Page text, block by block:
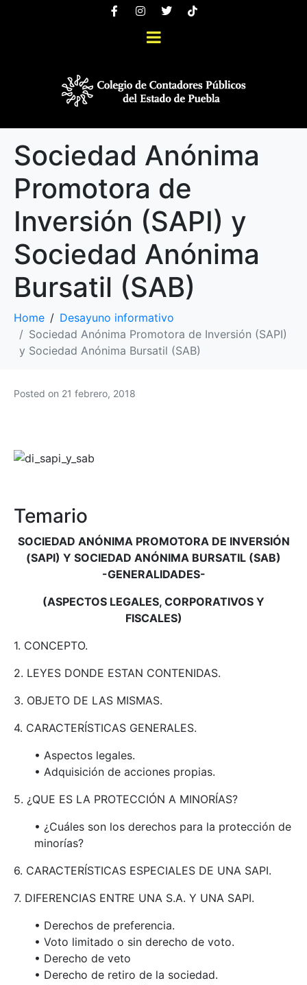
Sociedad Anónima
Promotora de
Inversión (SAPI) y
Sociedad Anónima
Bursatil (SAB)
Home
Desayuno informativo
Sociedad Anónima Promotora de Inversión (SAPI)
y Sociedad Anónima Bursatil (SAB)
Posted on 21 febrero, 2018
Temario
SOCIEDAD ANÓNIMA PROMOTORA DE INVERSIÓN
(SAPI) Y SOCIEDAD ANÓNIMA BURSATIL (SAB)
-GENERALIDADES-
(ASPECTOS LEGALES, CORPORATIVOS Y
FISCALES)
1. CONCEPTO.
2. LEYES DONDE ESTAN CONTENIDAS.
3. OBJETO DE LAS MISMAS.
4. CARACTERÍSTICAS GENERALES.
• Aspectos legales.
• Adquisición de acciones propias.
5. ¿QUE ES LA PROTECCIÓN A MINORÍAS?
• ¿Cuáles son los derechos para la protección de
minorías?
6. CARACTERÍSTICAS ESPECIALES DE UNA SAPI.
7. DIFERENCIAS ENTRE UNA S.A. Y UNA SAPI.
• Derechos de preferencia.
• Voto limitado o sin derecho de voto.
• Derecho de veto
• Derecho de retiro de la sociedad.